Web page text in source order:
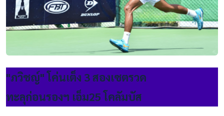
"ภวิชญ์" โค่นเต็ง 3 สองเซตรวด
ทะลุก่อนรองฯ เอ็ม25 โคลัมบัส